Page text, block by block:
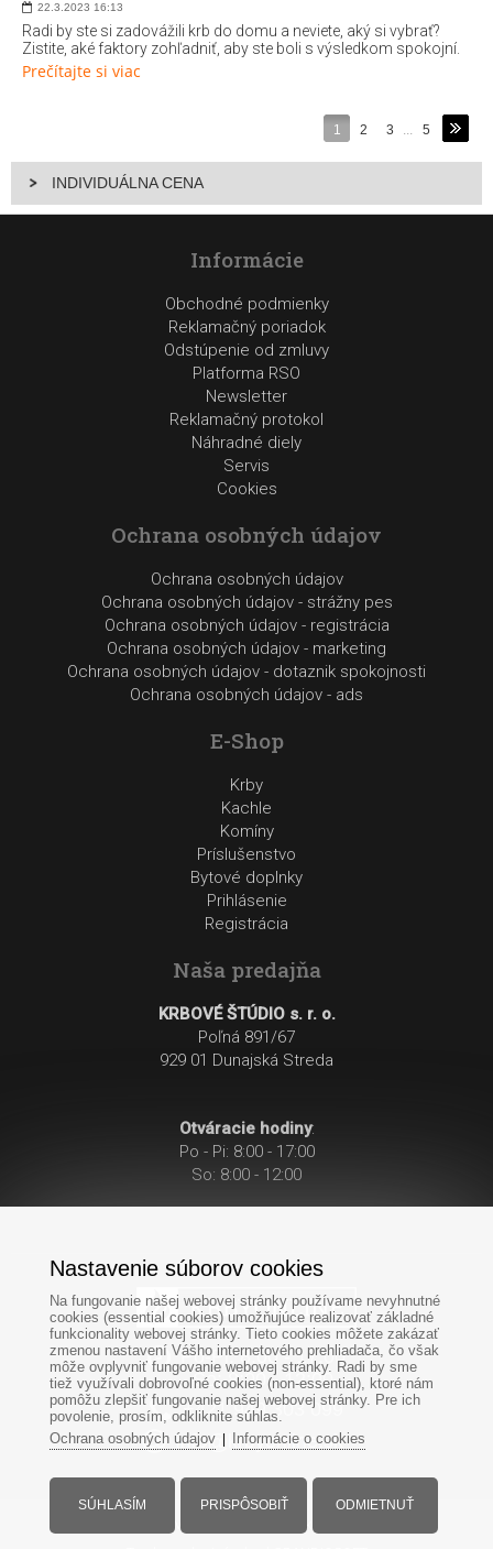
22.3.2023 16:13
Radi by ste si zadovážili krb do domu a neviete, aký si vybrať?
Zistite, aké faktory zohľadniť, aby ste boli s výsledkom spokojní.
Prečítajte si viac
1 2 3 ... 5
INDIVIDUÁLNA CENA
Informácie
Obchodné podmienky
Reklamačný poriadok
Odstúpenie od zmluvy
Platforma RSO
Newsletter
Reklamačný protokol
Náhradné diely
Servis
Cookies
Ochrana osobných údajov
Ochrana osobných údajov
Ochrana osobných údajov - strážny pes
Ochrana osobných údajov - registrácia
Ochrana osobných údajov - marketing
Ochrana osobných údajov - dotaznik spokojnosti
Ochrana osobných údajov - ads
E-Shop
Krby
Kachle
Komíny
Príslušenstvo
Bytové doplnky
Prihlásenie
Registrácia
Naša predajňa
KRBOVÉ ŠTÚDIO s. r. o.
Poľná 891/67
929 01 Dunajská Streda
Otváracie hodiny:
Po - Pi: 8:00 - 17:00
So: 8:00 - 12:00
Po-Pi: 8:00 - 17:00
So: 8:00 - 12:00
+421949303 099
Nastavenie súborov cookies
Na fungovanie našej webovej stránky používame nevyhnutné
cookies (essential cookies) umožňujúce realizovať základné
funkcionality webovej stránky. Tieto cookies môžete zakázať
zmenou nastavení Vášho internetového prehliadača, čo však
môže ovplyvniť fungovanie webovej stránky. Radi by sme
tiež využívali dobrovoľné cookies (non-essential), ktoré nám
pomôžu zlepšiť fungovanie našej webovej stránky. Pre ich
povolenie, prosím, odkliknite súhlas.
Ochrana osobných údajov| Informácie o cookies
SÚHLASÍM PRISPÔSOBIŤ ODMIETNUŤ